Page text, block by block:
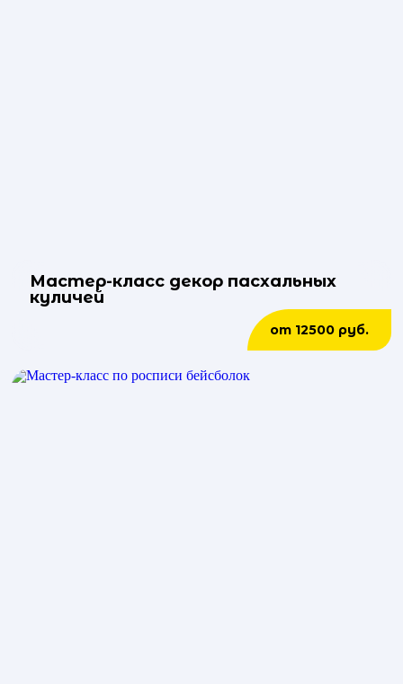
Мастер-класс декор пасхальных
куличей
от 12500 руб.